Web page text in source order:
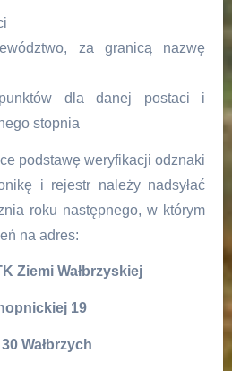
za granicą nazwę
punktów dla danej postaci i
stopnia
podstawę weryfikacji odznaki
i rejestr należy nadsyłać
roku następnego, w którym
na adres:
Ziemi Wałbrzyskiej
19
Wałbrzych